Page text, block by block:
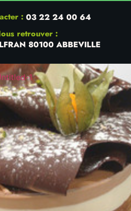
: 03 22 24 00 64
retrouver :
80100 ABBEVILLE